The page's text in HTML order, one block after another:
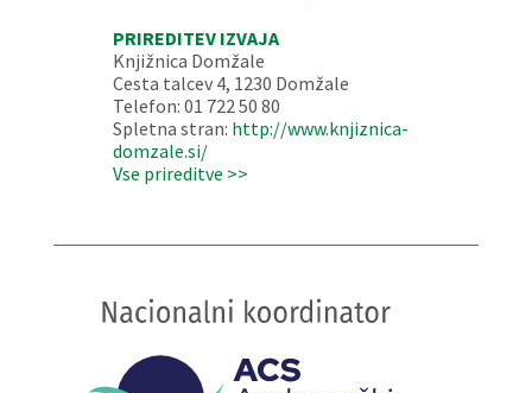
PRIREDITEV IZVAJA
Knjižnica Domžale
Cesta talcev 4, 1230 Domžale
Telefon: 01 722 50 80
Spletna stran: http://www.knjiznica-
domzale.si/
Vse prireditve >>